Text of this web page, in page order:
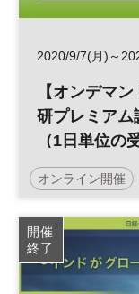
2020/9/7(月)～
【オンデマ
研プレミアム
（1日単位の
オンライン開催
広告ビジネス
開催
終了